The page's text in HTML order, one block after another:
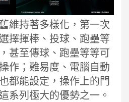
維持著多樣化，第一次
擇揮棒、投球、跑壘等
甚至傳球、跑壘等等可
作；難易度、電腦自動
都能設定，操作上的門
系列極大的優勢之一。